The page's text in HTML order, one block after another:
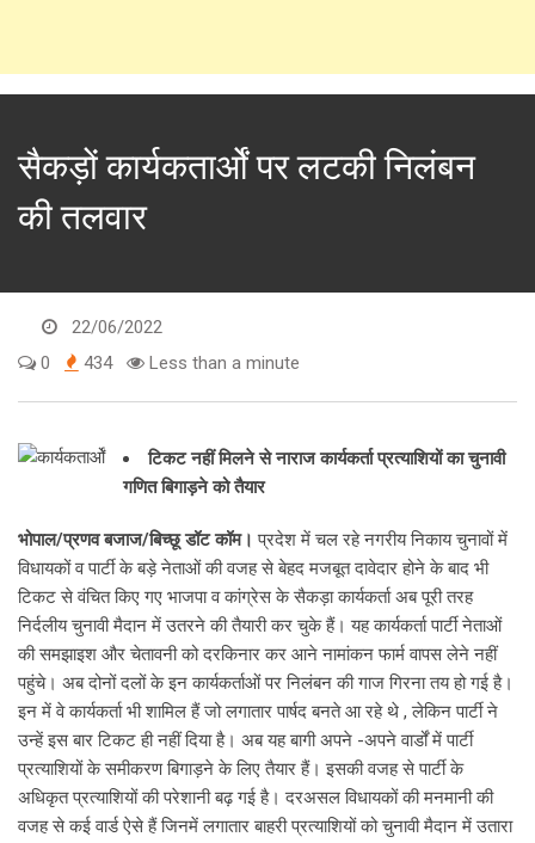
सैकड़ों कार्यकतार्ओं पर लटकी निलंबन
की तलवार
22/06/2022
0
434 Less than a minute
टिकट नहीं मिलने से नाराज कार्यकर्ता प्रत्याशियों का चुनावी
गणित बिगाड़ने को तैयार
भोपाल/प्रणव बजाज/बिच्छू डॉट कॉम।प्रदेश में चल रहे नगरीय निकाय चुनावों में
विधायकों व पार्टी के बड़े नेताओं की वजह से बेहद मजबूत दावेदार होने के बाद भी
टिकट से वंचित किए गए भाजपा व कांग्रेस के सैकड़ा कार्यकर्ता अब पूरी तरह
निर्दलीय चुनावी मैदान में उतरने की तैयारी कर चुके हैं। यह कार्यकर्ता पार्टी नेताओं
की समझाइश और चेतावनी को दरकिनार कर आने नामांकन फार्म वापस लेने नहीं
पहुंचे। अब दोनों दलों के इन कार्यकर्ताओं पर निलंबन की गाज गिरना तय हो गई है।
इन में वे कार्यकर्ता भी शामिल हैं जो लगातार पार्षद बनते आ रहे थे , लेकिन पार्टी ने
उन्हें इस बार टिकट ही नहीं दिया है। अब यह बागी अपने -अपने वार्डों में पार्टी
प्रत्याशियों के समीकरण बिगाड़ने के लिए तैयार हैं। इसकी वजह से पार्टी के
अधिकृत प्रत्याशियों की परेशानी बढ़ गई है। दरअसल विधायकों की मनमानी की
वजह से कई वार्ड ऐसे हैं जिनमें लगातार बाहरी प्रत्याशियों को चुनावी मैदान में उतारा